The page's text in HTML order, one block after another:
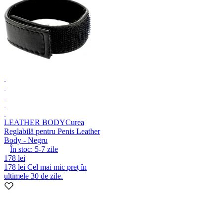
LEATHER BODYCurea
Reglabilă pentru Penis Leather
Body - Negru
În stoc: 5-7 zile
178 lei
178 lei Cel mai mic preț în
ultimele 30 de zile.